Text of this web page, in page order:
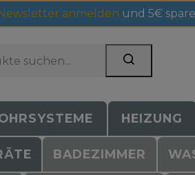
anmelden und 5€
HEIZUNG
BADEZIMMER